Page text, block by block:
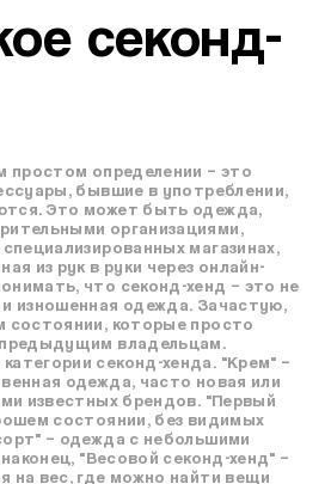
секонд-
простом определении – это
бывшие в употреблении,
Это может быть одежда,
организациями,
магазинах,
из рук в руки через онлайн-
что секонд-хенд – это не
изношенная одежда. Зачастую,
состоянии, которые просто
владельцам.
секонд-хенда. "Крем" –
одежда, часто новая или
известных брендов. "Первый
состоянии, без видимых
– одежда с небольшими
"Весовой секонд-хенд" –
на вес, где можно найти вещи